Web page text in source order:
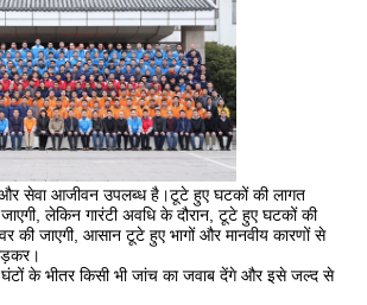
और सेवा आजीवन उपलब्ध है।टूटे हुए घटकों की लागत
जाएगी, लेकिन गारंटी अवधि के दौरान, टूटे हुए घटकों की
की जाएगी, आसान टूटे हुए भागों और मानवीय कारणों से
घंटों के भीतर किसी भी जांच का जवाब देंगे और इसे जल्द से